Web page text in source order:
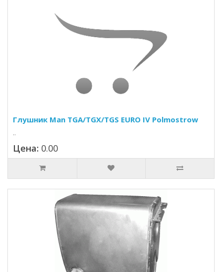
Глушник Man TGA/TGX/TGS EURO IV Polmostrow
..
Цена: 0.00